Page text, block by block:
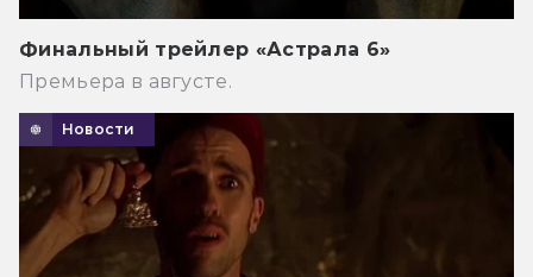
Финальный трейлер «Астрала 6»
Премьера в августе.
Новости